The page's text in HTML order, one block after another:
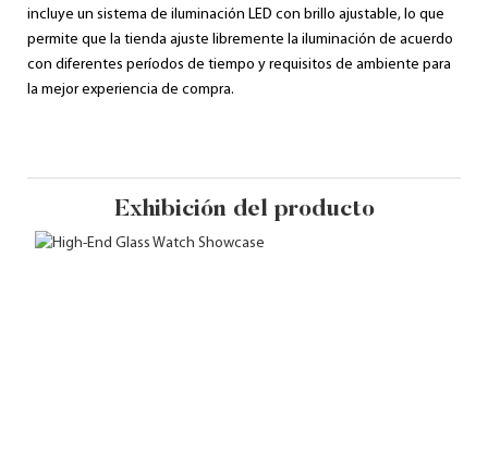
incluye un sistema de iluminación LED con brillo ajustable, lo que
permite que la tienda ajuste libremente la iluminación de acuerdo
con diferentes períodos de tiempo y requisitos de ambiente para
la mejor experiencia de compra.
Exhibición del producto